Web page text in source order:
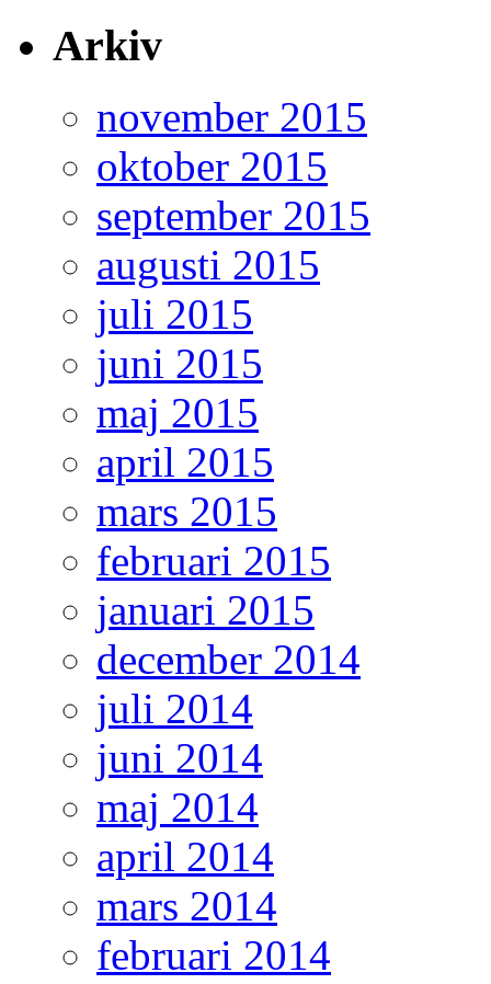
Arkiv
november 2015
oktober 2015
september 2015
augusti 2015
juli 2015
juni 2015
maj 2015
april 2015
mars 2015
februari 2015
januari 2015
december 2014
juli 2014
juni 2014
maj 2014
april 2014
mars 2014
februari 2014